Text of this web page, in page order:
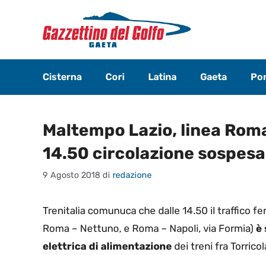
contenuto
Cisterna Cori Latina Gaeta
Maltempo Lazio, linea
14.50 circolazione
9 Agosto 2018 di redazione
Trenitalia comunuca che dalle 14.50 il traffico
Roma – Nettuno, e Roma – Napoli, via Formia) è
elettrica di alimentazione dei treni fra